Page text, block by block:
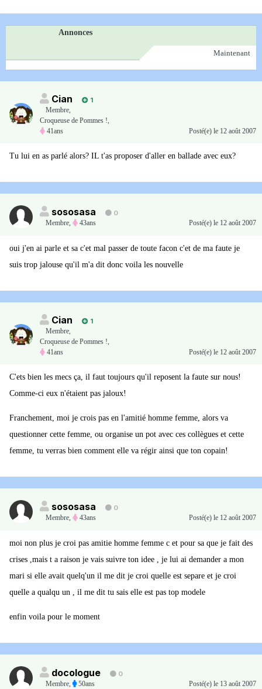
Annonces
Maintenant
Cian
1
Membre,
Croqueuse de Pommes !,
41ans
Posté(e) le 12 août 2007
Tu lui en as parlé alors? IL t'as proposer d'aller en ballade avec eux?
sososasa
0
Membre, 43ans Posté(e) le 12 août 2007
oui j'en ai parle et sa c'et mal passer de toute facon c'et de ma faute je
suis trop jalouse qu'il m'a dit donc voila les nouvelle
Cian
1
Membre,
Croqueuse de Pommes !,
41ans
Posté(e) le 12 août 2007
C'ets bien les mecs ça, il faut toujours qu'il reposent la faute sur nous!
Comme-ci eux n'étaient pas jaloux!
Franchement, moi je crois pas en l'amitié homme femme, alors va
questionner cette femme, ou organise un pot avec ces collègues et cette
femme, tu verras bien comment elle va régir ainsi que ton copain!
sososasa
0
Membre, 43ans Posté(e) le 12 août 2007
moi non plus je croi pas amitie homme femme c et pour sa que je fait des
crises ,mais t a raison je vais suivre ton idee , je lui ai demander a mon
mari si elle avait quelq'un il me dit je croi quelle est separe et je croi
quelle a qualqu un , il me dit tu sais elle est pas top modele
enfin voila pour le moment
docologue
0
Membre, 50ans Posté(e) le 13 août 2007